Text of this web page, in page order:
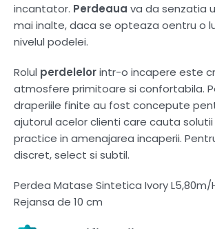
incantator. Perdeaua va da senzatia
mai inalte, daca se opteaza oentru o
nivelul podelei.
Rolul perdelelorintr-o incapere este
atmosfere primitoare si confortabila.
draperiile finite au fost concepute
ajutorul acelor clienti care cauta solutii
practice in amenajarea incaperii.
discret, select si subtil.
Perdea Matase Sintetica Ivory L5,80m/
Rejansa de 10 cm